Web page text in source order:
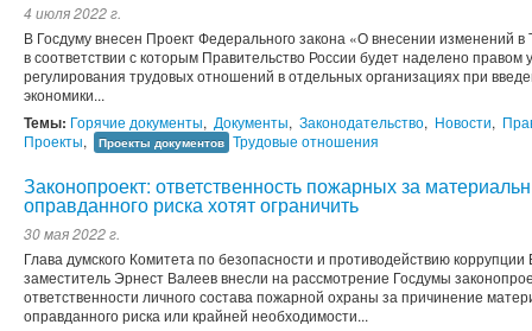
4 июля 2022 г.
В Госдуму внесен Проект Федерального закона «О внесении изменений
в соответствии с которым Правительство России будет наделено правом
регулирования трудовых отношений в отдельных организациях при
экономики...
Темы: Горячие документы, Документы, Законодательство, Новости,
Проекты, Проекты документов Трудовые отношения
Законопроект: ответственность пожарных за
оправданного риска хотят ограничить
30 мая 2022 г.
Глава думского Комитета по безопасности и противодействию
заместитель Эрнест Валеев внесли на рассмотрение Госдумы
ответственности личного состава пожарной охраны за причинение
оправданного риска или крайней необходимости...